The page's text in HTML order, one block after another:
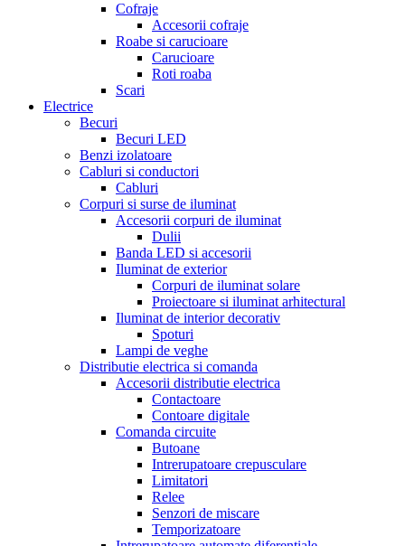
Cofraje
Accesorii cofraje
Roabe si carucioare
Carucioare
Roti roaba
Scari
Electrice
Becuri
Becuri LED
Benzi izolatoare
Cabluri si conductori
Cabluri
Corpuri si surse de iluminat
Accesorii corpuri de iluminat
Dulii
Banda LED si accesorii
Iluminat de exterior
Corpuri de iluminat solare
Proiectoare si iluminat arhitectural
Iluminat de interior decorativ
Spoturi
Lampi de veghe
Distributie electrica si comanda
Accesorii distributie electrica
Contactoare
Contoare digitale
Comanda circuite
Butoane
Intrerupatoare crepusculare
Limitatori
Relee
Senzori de miscare
Temporizatoare